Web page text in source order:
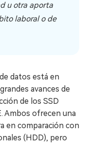
u otra aporta
laboral o de
datos está en
avances de
de los SSD
Ambos ofrecen una
en comparación con
(HDD), pero